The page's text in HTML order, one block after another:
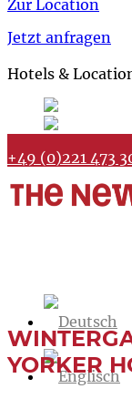
Zur Location
Jetzt anfragen
Hotels &
+49 (0)221 473
YORKER